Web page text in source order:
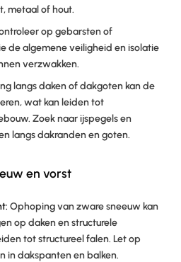
metaal of hout.
op gebarsten of
de algemene veiligheid en isolatie
verzwakken.
langs daken of dakgoten kan de
wat kan leiden tot
Zoek naar ijspegels en
langs dakranden en goten.
en vorst
Ophoping van zware sneeuw kan
op daken en structurele
tot structureel falen. Let op
in dakspanten en balken.